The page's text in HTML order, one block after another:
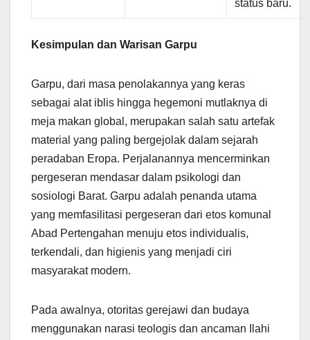
status baru.
Kesimpulan dan Warisan Garpu
Garpu, dari masa penolakannya yang keras
sebagai alat iblis hingga hegemoni mutlaknya di
meja makan global, merupakan salah satu artefak
material yang paling bergejolak dalam sejarah
peradaban Eropa. Perjalanannya mencerminkan
pergeseran mendasar dalam psikologi dan
sosiologi Barat. Garpu adalah penanda utama
yang memfasilitasi pergeseran dari etos komunal
Abad Pertengahan menuju etos individualis,
terkendali, dan higienis yang menjadi ciri
masyarakat modern.
Pada awalnya, otoritas gerejawi dan budaya
menggunakan narasi teologis dan ancaman Ilahi